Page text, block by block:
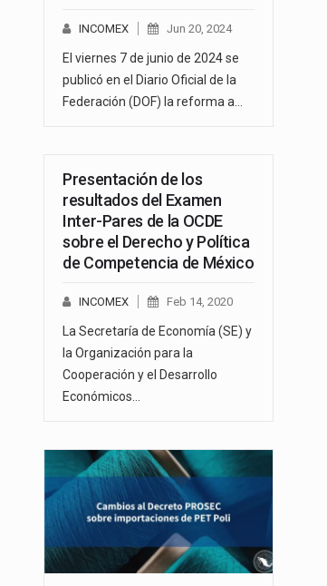
INCOMEX Jun 20, 2024
El viernes 7 de junio de 2024 se
publicó en el Diario Oficial de la
Federación (DOF) la reforma a…
Presentación de los
resultados del Examen
Inter-Pares de la OCDE
sobre el Derecho y Política
de Competencia de México
INCOMEX Feb 14, 2020
La Secretaría de Economía (SE) y
la Organización para la
Cooperación y el Desarrollo
Económicos…